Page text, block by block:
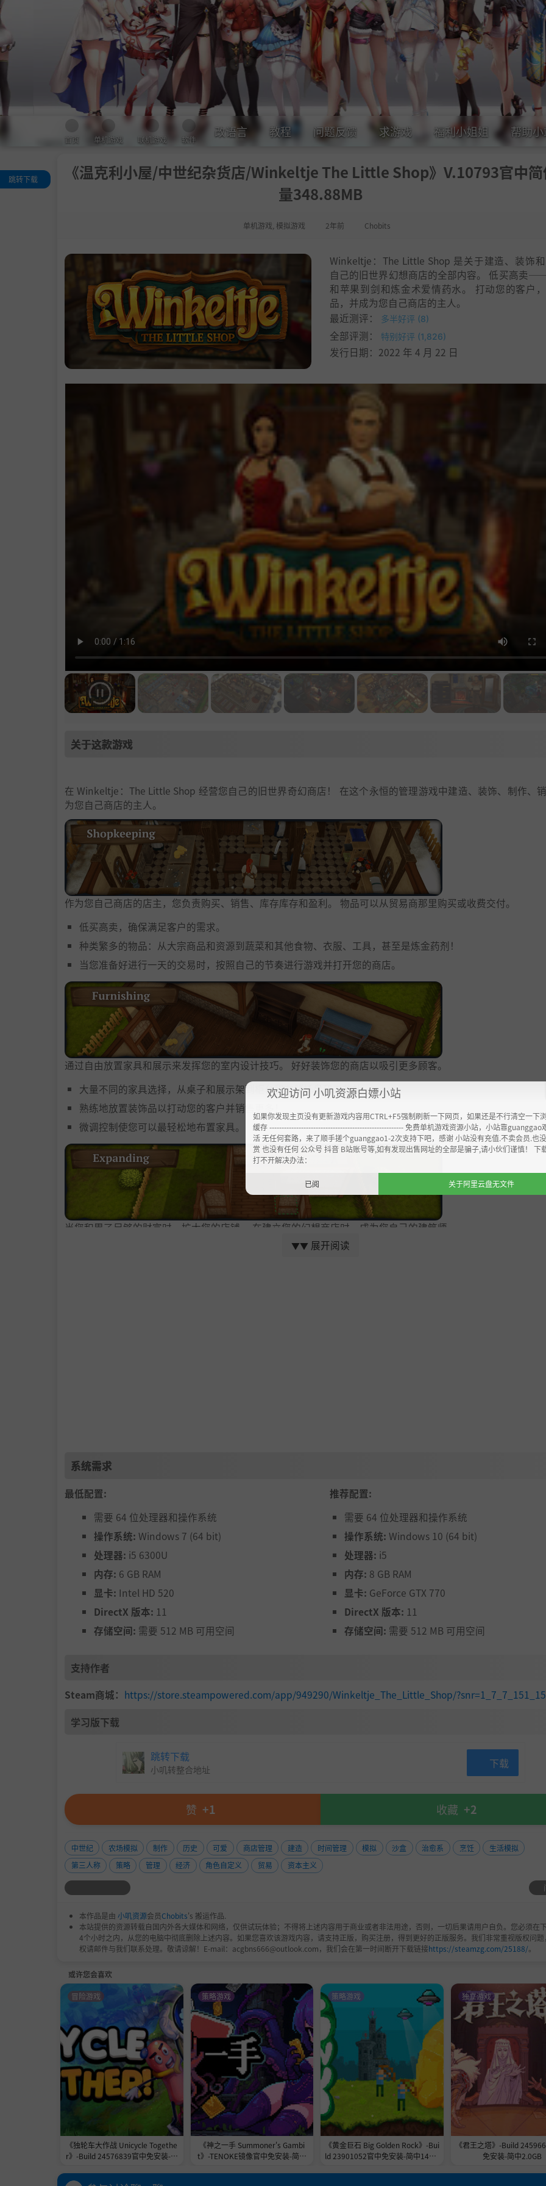
首页 单机游戏 联机游戏 软件
改语言 教程 问题反馈 求游戏 福利小姐姐 帮助
《温克利小屋/中世纪杂货店/Winkeltje The Little Shop》V.10793官中
量348.88MB
单机游戏 模拟游戏 2年前 Chobits
跳转下载
Winkeltje：The Little Shop 是关于建造、装饰
自己的旧世界幻想商店的全部内容。 低买高卖
和苹果到剑和炼金术爱情药水。 打动您的客户
品，并成为您自己商店的主人。
最近测评：
多半好评 (8)
全部评测： 特别好评 (1,826)
发行日期：2022 年 4 月 22 日
关于这款游戏
在 Winkeltje：The Little Shop 经营您自己的旧世界奇幻商店！ 在这个永恒的管理游戏中建造、装饰、制作、
为您自己商店的主人。
作为您自己商店的店主，您负责购买、销售、库存库存和盈利。 物品可以从贸易商那里购买或收费交付。
低买高卖，确保满足客户的需求。
种类繁多的物品：从大宗商品和资源到蔬菜和其他食物、衣服、工具，甚至是炼金药剂！
当您准备好进行一天的交易时，按照自己的节奏进行游戏并打开您的商店。
通过自由放置家具和展示来发挥您的室内设计技巧。 好好装饰您的商店以吸引更多顾客。
大量不同的家具选择，从桌子和展示架到柜台和存储托盘和工艺站。
熟练地放置装饰品以打动您的客户并销售更多！
微调控制使您可以最轻松地布置家具。
当您积累了足够的财富时，扩大您的店铺。 在建立您的幻想商店时，成为您自己的建筑师。
确定商店的平面图以及放置门、窗或拱门的位置。
扩大商店的食品库存，在您自己的菜园中种植美味的洋蓟、花椰菜、土豆和其他农作物。
购买种子，种植它们，给它们充足的水（和爱）。收获庄稼在您的商店出售。
小心你的本土农产品。如果它们得不到照顾，它们可能会枯萎死亡。
为每个新季节的客户需求变化做好准备。随机事件可能会影响商品的供需，并可能给您带来额外的挑战（如果您
牌，则可能会获得可观的利润）。
▼▼ 展开阅读
系统需求
最低配置:
需要 64 位处理器和操作系统
操作系统: Windows 7 (64 bit)
处理器: i5 6300U
内存: 6 GB RAM
显卡: Intel HD 520
DirectX 版本: 11
存储空间: 需要 512 MB 可用空间
推荐配置:
需要 64 位处理器和操作系统
操作系统: Windows 10 (64 bit)
处理器: i5
内存: 8 GB RAM
显卡: GeForce GTX 770
DirectX 版本: 11
存储空间: 需要 512 MB 可用空间
支持作者
Steam商城： https://store.steampowered.com/app/949290/Winkeltje_The_Little_Shop/
学习版下载
跳转下载
小叽转整合地址 下载
赞 +1 收藏 +2
中世纪 农场模拟 制作 历史 可爱 商店管理 建造 时间管理 模拟 沙盒 治愈系 烹饪
生活模拟
第三人称
策略 管理 经济 角色自定义 贸易 资本主义
本作品是由 小叽资源会员Chobits's 搬运作品.
本站提供的资源转载自国内外各大媒体和网络，仅供试玩体验；不得将上述内容用于商业或者非法用途，否则，一切后果请用户自负。您必须在
4个小时之内，从您的电脑中彻底删除上述内容。如果您喜欢该游戏内容，请支持正版，购买注册，得到更好的正版服务。我们非常重视版权问题
权请邮件与我们联系处理。敬请谅解！E-mail：acgbns666@outlook.com，我们会在第一时间断开下载链接https://steamzg.com/25188/。
或许您会喜欢
《独轮车大作战 Unicycle Togethe
r》-Build 24576839官中免安装-简
冒险游戏
《神之一手 Summoner's Gambi
t》-TENOKE镜像官中免安装-简中
策略游戏
《黄金巨石 Big Golden Rock》-Bui
ld 23901052官中免安装-简中148.7
策略游戏
《君王之塔》-Build
免安装-简中2.0GB
独立游戏
欢迎访问 小叽资源白嫖小站
如果你发现主页没有更新游戏内容用CTRL+F5强制刷新一下网页，如果还是不行清空一下
缓存 ------------------------------------------------------- 免费单机游戏资源小站，小站靠guanggao
活 无任何套路，来了顺手搓个guanggao1-2次支持下吧，感谢 小站没有充值.不卖会员.也
赏 也没有任何 公众号 抖音 B站账号等,如有发现出售网址的全部是骗子,请小伙们谨慎！ 下
打不开解决办法：
已阅 关于阿里云盘无文件